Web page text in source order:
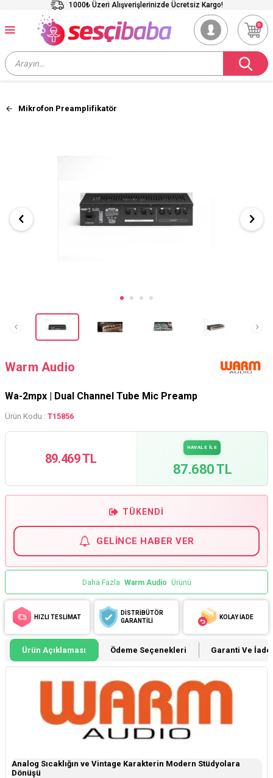
1000₺ Üzeri Alışverişlerinizde Ücretsiz Kargo!
0
Mikrofon Preamplifikatör
Warm Audio
Wa-2mpx | Dual Channel Tube Mic Preamp
Ürün Kodu : T15856
89.469 TL
HAVALE İLE
87.680 TL
TÜKENDI
GELINCE HABER VER
Daha Fazla Warm Audio Ürünü
HIZLI TESLİMAT
DİSTRİBÜTÖR
GARANTİLİ
KOLAY İADE
Ürün Açıklaması Ödeme Seçenekleri Garanti Ve İade
Analog Sıcaklığın ve Vintage Karakterin Modern Stüdyolara
Dönüşü